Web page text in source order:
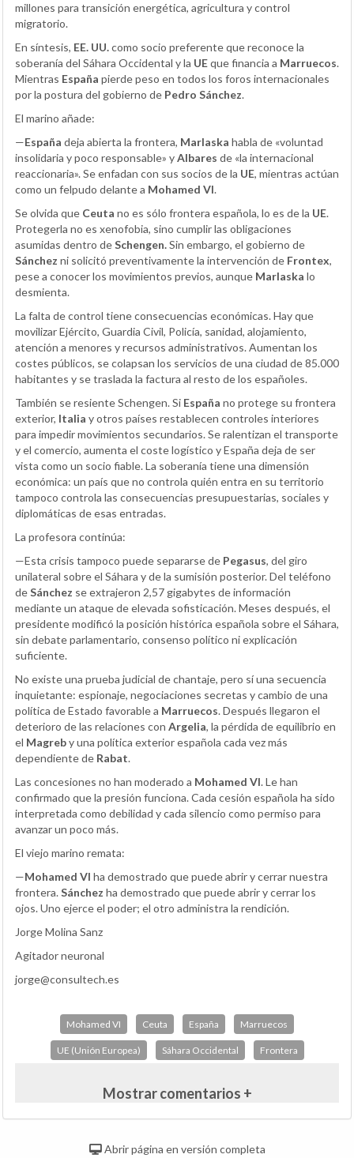
millones para transición energética, agricultura y control
migratorio.
En síntesis, EE. UU.como socio preferente que reconoce la
soberanía del Sáhara Occidental y la UEque financia a Marruecos.
Mientras España pierde peso en todos los foros internacionales
por la postura del gobierno de Pedro Sánchez.
El marino añade:
—España deja abierta la frontera, Marlaska habla de «voluntad
insolidaria y poco responsable» yAlbares de «la internacional
reaccionaria». Se enfadan con sus socios de la UE, mientras actúan
como un felpudo delante a Mohamed VI.
Se olvida que Ceuta no es sólo frontera española, lo es de la UE.
Protegerla no es xenofobia, sino cumplir las obligaciones
asumidas dentro deSchengen.Sin embargo, el gobierno de
Sánchez ni solicitó preventivamente la intervención de Frontex,
pese a conocer los movimientos previos, aunque Marlaska lo
desmienta.
La falta de control tiene consecuencias económicas. Hay que
movilizar Ejército, Guardia Civil, Policía, sanidad, alojamiento,
atención a menores y recursos administrativos. Aumentan los
costes públicos, se colapsan los servicios de una ciudad de 85.000
habitantes y se traslada la factura al resto de los españoles.
También se resiente Schengen. Si España no protege su frontera
exterior, Italia y otros países restablecen controles interiores
para impedir movimientos secundarios. Se ralentizan el transporte
y el comercio, aumenta el coste logístico y España deja de ser
vista como un socio fiable. La soberanía tiene una dimensión
económica: un país que no controla quién entra en su territorio
tampoco controla las consecuencias presupuestarias, sociales y
diplomáticas de esas entradas.
La profesora continúa:
—Esta crisis tampoco puede separarse de Pegasus, del giro
unilateral sobre el Sáhara y de la sumisión posterior. Del teléfono
deSánchez se extrajeron 2,57 gigabytes de información
mediante un ataque de elevada sofisticación. Meses después, el
presidente modificó la posición histórica española sobre el Sáhara,
sin debate parlamentario, consenso político ni explicación
suficiente.
No existe una prueba judicial de chantaje, pero sí una secuencia
inquietante: espionaje, negociaciones secretas y cambio de una
política de Estado favorable a Marruecos. Después llegaron el
deterioro de las relaciones con Argelia, la pérdida de equilibrio en
el Magreby una política exterior española cada vez más
dependiente de Rabat.
Las concesiones no han moderado a Mohamed VI. Le han
confirmado que la presión funciona. Cada cesión española ha sido
interpretada como debilidad y cada silencio como permiso para
avanzar un poco más.
El viejo marino remata:
—Mohamed VI ha demostrado que puede abrir y cerrar nuestra
frontera.Sánchez ha demostrado que puede abrir y cerrar los
ojos. Uno ejerce el poder; el otro administra la rendición.
Jorge Molina Sanz
Agitador neuronal
jorge@consultech.es
Mohamed VI Ceuta España Marruecos
UE (Unión Europea) Sáhara Occidental Frontera
Mostrar comentarios +
Abrir página en versión completa